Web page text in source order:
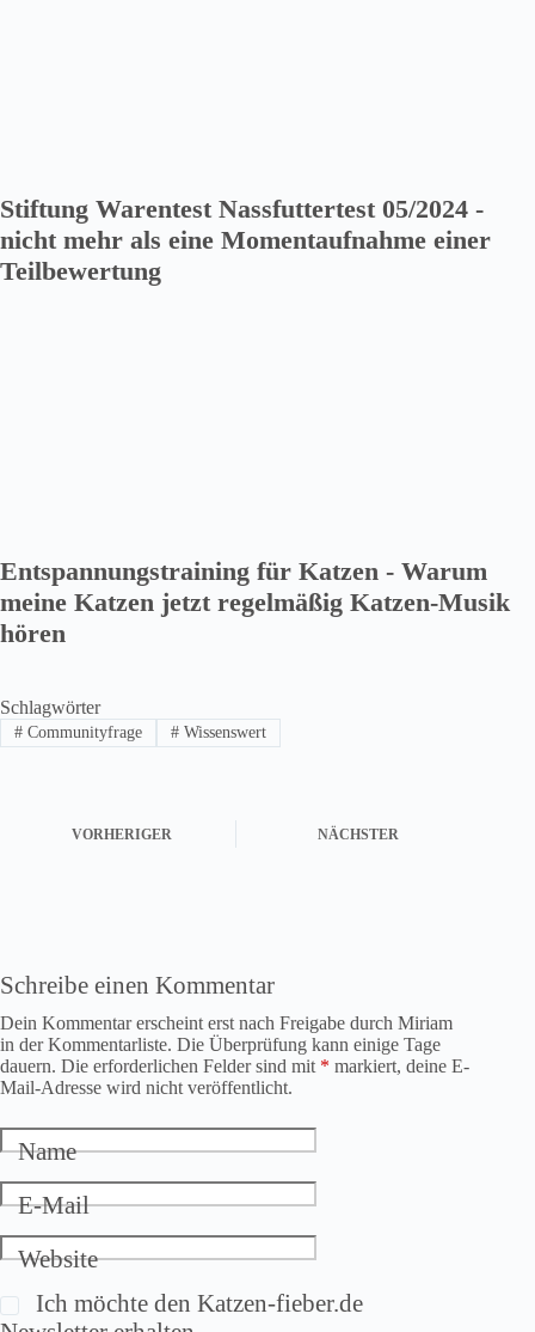
Stiftung Warentest Nassfuttertest 05/2024 -
nicht mehr als eine Momentaufnahme einer
Teilbewertung
Entspannungstraining für Katzen - Warum
meine Katzen jetzt regelmäßig Katzen-Musik
hören
Schlagwörter
#Communityfrage #Wissenswert
VORHERIGER NÄCHSTER
Schreibe einen Kommentar
Dein Kommentar erscheint erst nach Freigabe durch Miriam
in der Kommentarliste. Die Überprüfung kann einige Tage
dauern. Die erforderlichen Felder sind mit * markiert, deine E-
Mail-Adresse wird nicht veröffentlicht.
Name
E-Mail
Website
Ich möchte den Katzen-fieber.de